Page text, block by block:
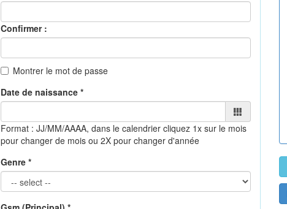
Confirmer :
Montrer le mot de passe
Date de naissance *
Format : JJ/MM/AAAA, dans le calendrier cliquez 1x sur le mois
pour changer de mois ou 2X pour changer d'année
Genre *